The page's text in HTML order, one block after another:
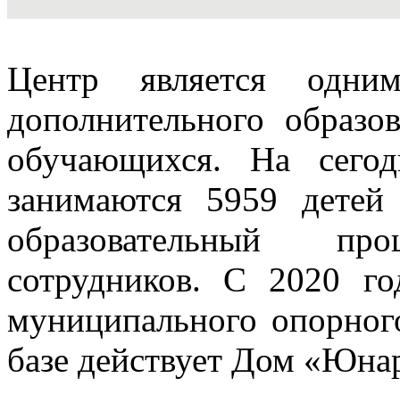
Центр является
дополнительного
обучающихся. На
занимаются 5959
образовательный
сотрудников. С 2020
муниципального
базе действует Дом